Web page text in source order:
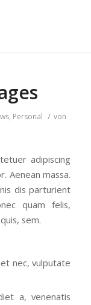
, Personal / von
adipiscing
Aenean massa.
dis parturient
quam felis,
sem.
nec, vulputate
a, venenatis